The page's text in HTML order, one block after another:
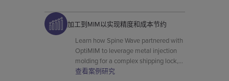
加工到MIM以实现精度和成本节约
Learn how Spine Wave partnered with
OptiMIM to leverage metal injection
molding for a complex shipping lock,
reducing costs and improving safety
查看案例研究